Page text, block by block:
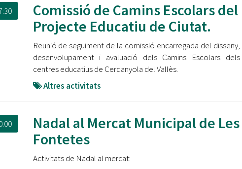
Comissió de Camins Escolars del
Projecte Educatiu de Ciutat.
Reunió de seguiment de la comissió encarregada del disseny,
desenvolupament i avaluació dels Camins Escolars dels
centres educatius de Cerdanyola del Vallès.
Altres activitats
Nadal al Mercat Municipal de Les
Fontetes
Activitats de Nadal al mercat: